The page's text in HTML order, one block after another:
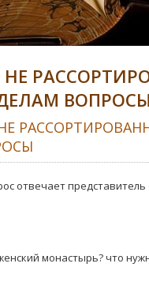
НЕ
ВОПРОСЫ
отвечает представитель
монастырь? что